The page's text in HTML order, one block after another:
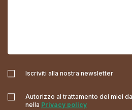
Iscriviti alla nostra newsletter
Autorizzo al trattamento dei miei
nella Privacy policy